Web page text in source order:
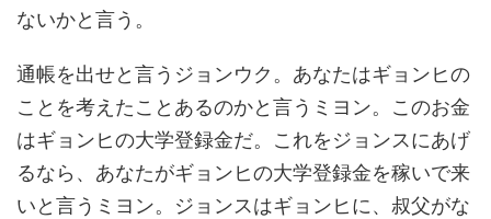
ないかと言う。
通帳を出せと言うジョンウク。あなたはギョンヒの
ことを考えたことあるのかと言うミヨン。このお金
はギョンヒの大学登録金だ。これをジョンスにあげ
るなら、あなたがギョンヒの大学登録金を稼いで来
いと言うミヨン。ジョンスはギョンヒに、叔父がな